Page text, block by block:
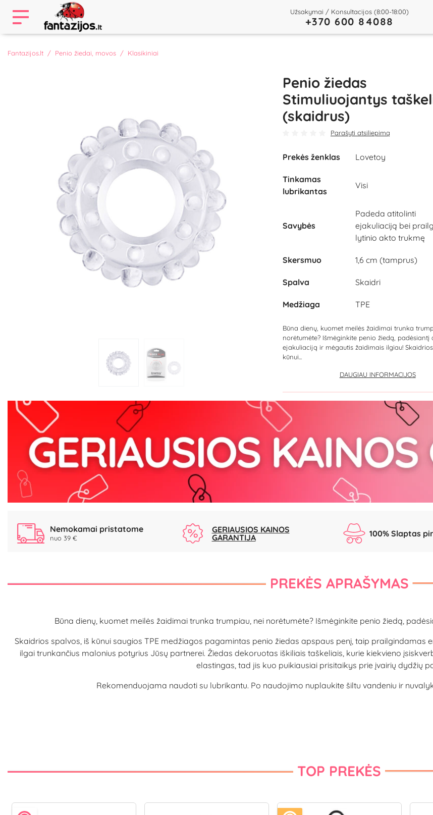
Užsakymai / Konsultacijos (8:00-18:00)
+370 600 84088
Fantazijos.lt Penio žiedai, movos Klasikiniai
Penio žiedas
Stimuliuojantys
(skaidrus)
Parašyti atsiliepimą
Prekės ženklas Lovetoy
Tinkamas
lubrikantas
Visi
Savybės
Padeda atitolinti
ejakuliaciją bei
lytinio akto trukmę
Skersmuo 1,6 cm (tamprus)
Spalva Skaidri
Medžiaga TPE
Būna dienų, kuomet meilės žaidimai trunka
norėtumėte? Išmėginkite penio žiedą, padėsiantį
ejakuliaciją ir mėgautis žaidimais ilgiau!
kūnui...
DAUGIAU INFORMACIJOS
Nemokamai pristatome
nuo 39 €
GERIAUSIOS KAINOS
GARANTIJA
100% Slaptas
PREKĖS APRAŠYMAS
Būna dienų, kuomet meilės žaidimai trunka trumpiau, nei norėtumėte? Išmėginkite penio žiedą,
Skaidrios spalvos, iš kūnui saugios TPE medžiagos pagamintas penio žiedas apspaus penį, taip
ilgai trunkančius malonius potyrius Jūsų partnerei. Žiedas dekoruotas iškiliais taškeliais, kurie kiekvieno
elastingas, tad jis kuo puikiausiai prisitaikys prie įvairių dydžių
Rekomenduojama naudoti su lubrikantu. Po naudojimo nuplaukite šiltu vandeniu ir
TOP PREKĖS